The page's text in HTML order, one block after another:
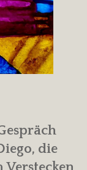
die